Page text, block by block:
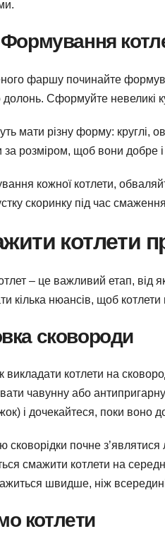
фаршу починайте
Сформуйте невеликі
мати різну форму: круглі,
розміром, щоб вони добре і
кожної котлети,
скоринку під час
котлети
– це важливий етап, від
кілька нюансів, щоб
сковороди
котлети на
чавунну або
і дочекайтеся, поки воно
сковорідки почне
смажити котлети на
швидше, ніж
котлети